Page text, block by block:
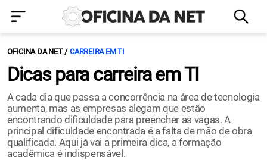
OFICINA DA NET CARREIRA EM TI
Dicas para carreira em TI
A cada dia que passa a concorrência na área de tecnologia
aumenta, mas as empresas alegam que estão
encontrando dificuldade para preencher as vagas. A
principal dificuldade encontrada é a falta de mão de obra
qualificada. Aqui já vai a primeira dica, a formação
acadêmica é indispensável.